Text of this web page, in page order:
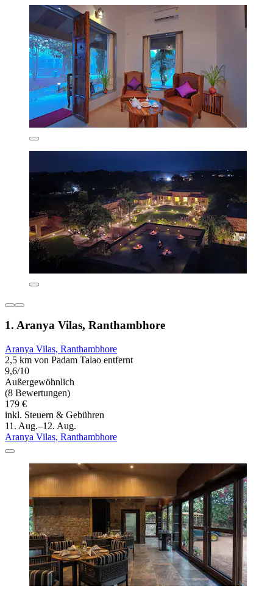
1. Aranya Vilas, Ranthambhore
Aranya Vilas, Ranthambhore
2,5 km von Padam Talao entfernt
9,6/10
Außergewöhnlich
(8 Bewertungen)
179 €
inkl. Steuern & Gebühren
11. Aug.–12. Aug.
Aranya Vilas, Ranthambhore